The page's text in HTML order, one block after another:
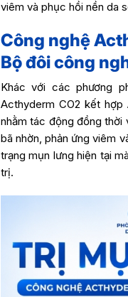
viêm và phục hồi nền da
Công nghệ
Bộ đôi công
Khác với các phương
Acthyderm CO2 kết hợp
nhằm tác động đồng thời
bã nhờn, phản ứng viêm
trạng mụn lưng hiện tại
trị.